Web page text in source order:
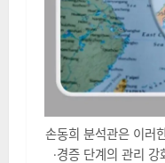
손동희 분석관은 이러
·경증 단계의 관리